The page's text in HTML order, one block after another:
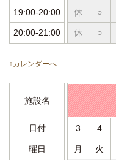
19:00-20:00 休 ○
20:00-21:00 休 ○
↑カレンダーへ
施設名
日付 3 4
曜日 月 火